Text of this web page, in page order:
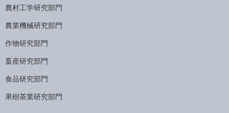
農村工学研究部門
農業機械研究部門
作物研究部門
畜産研究部門
食品研究部門
果樹茶業研究部門